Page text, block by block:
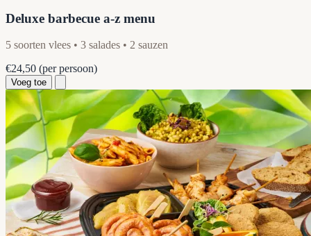
Deluxe barbecue a-z menu
5 soorten vlees • 3 salades • 2 sauzen
€24,50 (per persoon)
Voeg toe